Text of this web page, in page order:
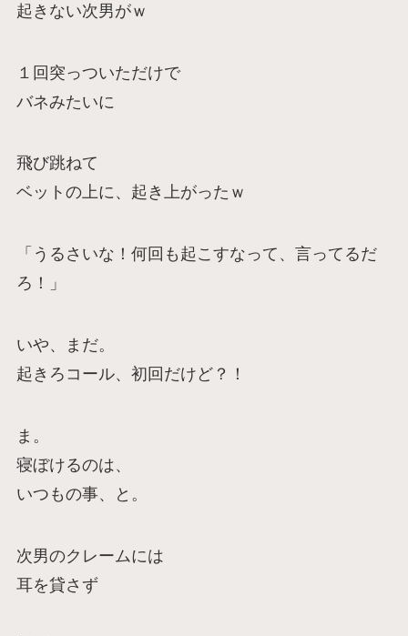
起きない次男がｗ
１回突っついただけで
バネみたいに
飛び跳ねて
ベットの上に、起き上がったｗ
「うるさいな！何回も起こすなって、言ってるだ
ろ！」
いや、まだ。
起きろコール、初回だけど？！
ま。
寝ぼけるのは、
いつもの事、と。
次男のクレームには
耳を貸さず